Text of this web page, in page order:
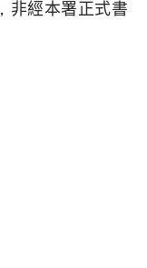
非經本署正式書